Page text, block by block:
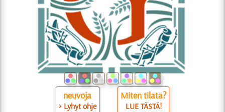
neuvoja
> Lyhyt ohje
Miten tilata?
LUE TÄSTÄ!